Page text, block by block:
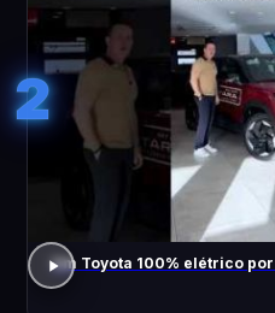
2
Um Toyota 100% elétrico por